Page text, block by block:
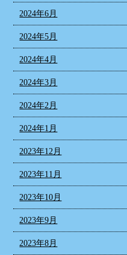
2024年6月
2024年5月
2024年4月
2024年3月
2024年2月
2024年1月
2023年12月
2023年11月
2023年10月
2023年9月
2023年8月